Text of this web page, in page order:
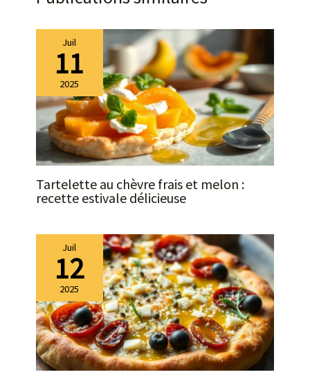
- Avec patins feutre
antidérapants
Juil
11
2025
Tartelette au chèvre frais et melon :
recette estivale délicieuse
Juil
12
2025